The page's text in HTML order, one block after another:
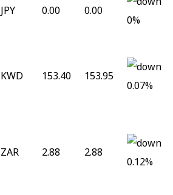
JPY 0.00 0.00
0%
KWD 153.40 153.95
0.07%
ZAR 2.88 2.88
0.12%